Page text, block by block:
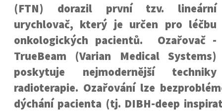
(FTN) dorazil první tzv. lineární
urychlovač, který je určen pro léčbu
onkologických pacientů. Ozařovač -
TrueBeam (Varian Medical Systems)
poskytuje nejmodernější techniky
radioterapie. Ozařování lze
dýchání pacienta (tj. DIBH-deep